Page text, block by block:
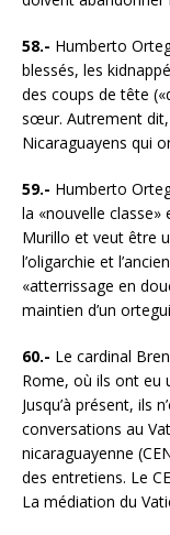
58.- Humberto
blessés, les
des coups de tête
sœur. Autrement
Nicaraguayens qui
59.- Humberto
la «nouvelle
Murillo et veut être
l’oligarchie et
«atterrissage en
maintien d’un
60.- Le cardinal
Rome, où ils ont eu
Jusqu’à présent, ils
conversations au
nicaraguayenne
des entretiens. Le
La médiation du